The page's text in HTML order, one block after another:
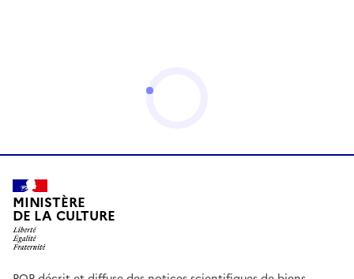
MINISTÈRE
DE LA CULTURE